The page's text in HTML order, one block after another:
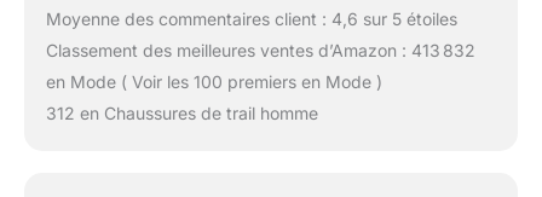
Moyenne des commentaires client : 4,6 sur 5 étoiles
Classement des meilleures ventes d’Amazon : 413 832
en Mode ( Voir les 100 premiers en Mode )
312 en Chaussures de trail homme